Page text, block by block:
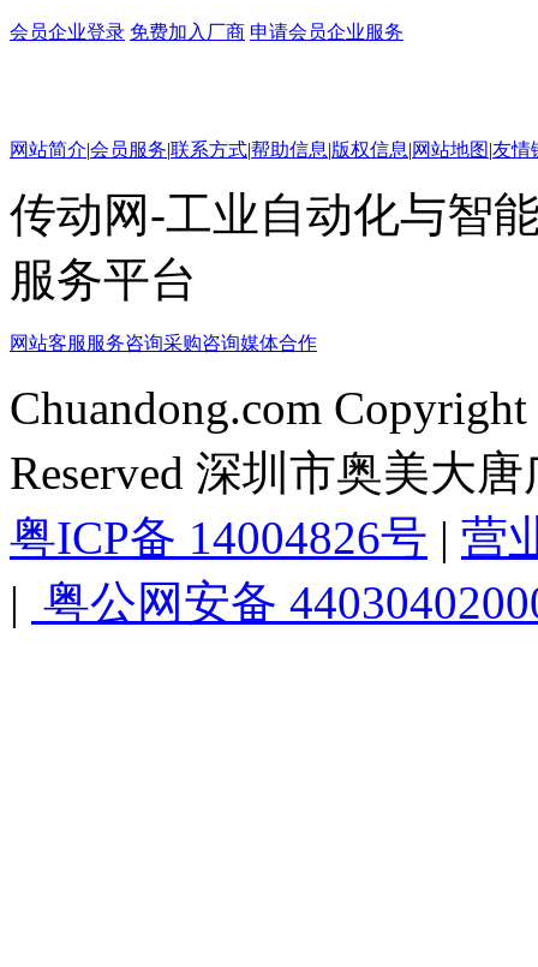
会员企业登录 免费加入厂商 申请会员企业服务
网站简介|会员服务|联系方式|帮助信息|版权信息|网站地图|友情
传动网-工业自动化与智
服务平台
网站客服 服务咨询采购咨询媒体合作
Chuandong.com
Reserved 深圳市奥美大
粤ICP备 14004826号 | 营
| 粤公网安备